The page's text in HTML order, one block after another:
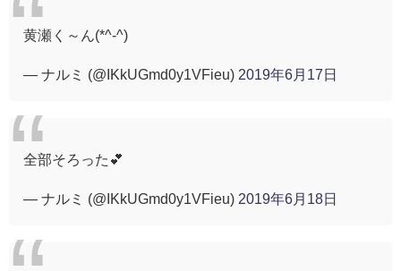
黄瀬く～ん(*^-^)
— ナルミ (@IKkUGmd0y1VFieu) 2019年6月17日
全部そろった💕
— ナルミ (@IKkUGmd0y1VFieu) 2019年6月18日